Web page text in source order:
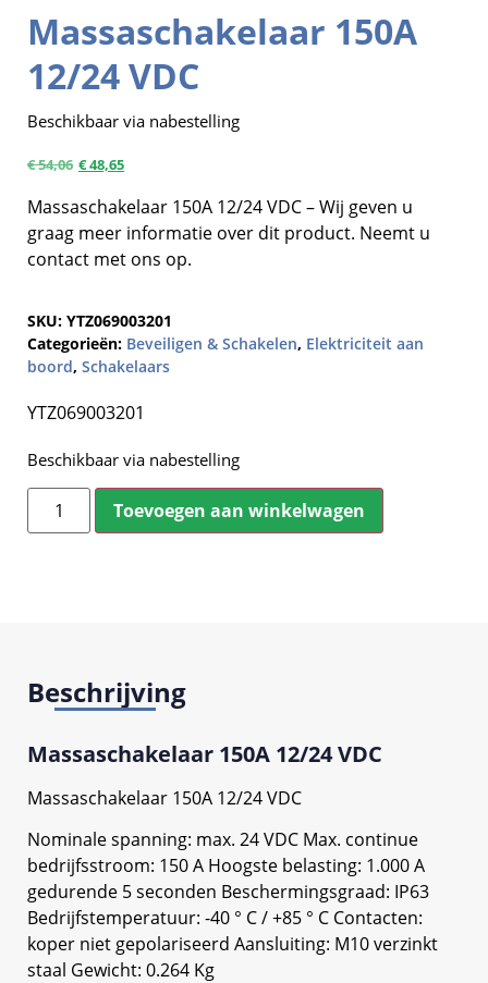
Massaschakelaar 150A
12/24 VDC
Beschikbaar via nabestelling
€54,06 €48,65
Massaschakelaar 150A 12/24 VDC – Wij geven u
graag meer informatie over dit product. Neemt u
contact met ons op.
SKU: YTZ069003201
Categorieën: Beveiligen & Schakelen, Elektriciteit aan
boord, Schakelaars
YTZ069003201
Beschikbaar via nabestelling
Toevoegen aan winkelwagen
Beschrijving
Massaschakelaar 150A 12/24 VDC
Massaschakelaar 150A 12/24 VDC
Nominale spanning: max. 24 VDC Max. continue
bedrijfsstroom: 150 A Hoogste belasting: 1.000 A
gedurende 5 seconden Beschermingsgraad: IP63
Bedrijfstemperatuur: -40 ° C / +85 ° C Contacten:
koper niet gepolariseerd Aansluiting: M10 verzinkt
staal Gewicht: 0.264 Kg